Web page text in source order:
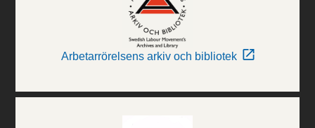
Arbetarrörelsens arkiv och bibliotek